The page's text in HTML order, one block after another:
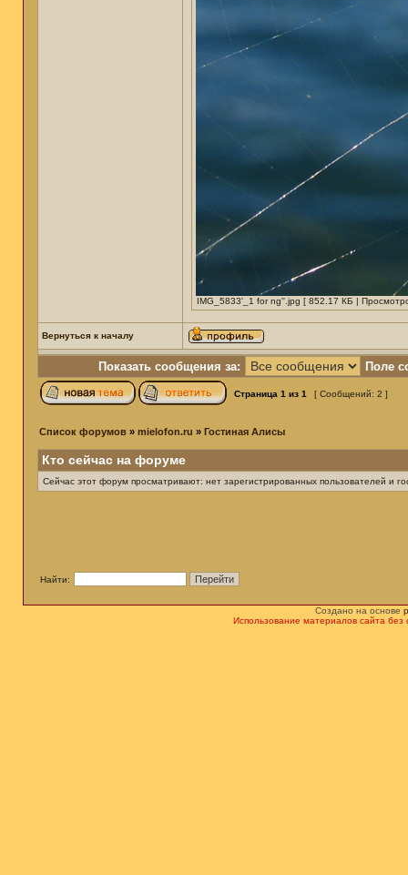
IMG_5833'_1 for ng''.jpg [ 852.17 КБ |
Вернуться к началу
Показать сообщения за: Поле
Страница 1 из 1 [ Сообщений: 2 ]
Список форумов » mielofon.ru » Гостиная Алисы
Кто сейчас на форуме
Сейчас этот форум просматривают: нет зарегистрированных пользователей и
Найти:
Создано на основе
Использование материалов сайта